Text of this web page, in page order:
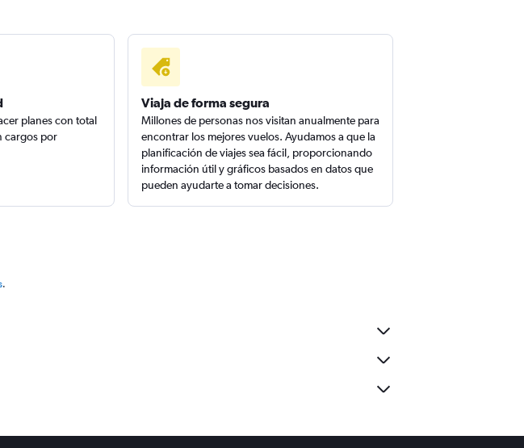
planes con total
cargos por
Viaja de forma segura
Millones de personas nos visitan anualmente para
encontrar los mejores vuelos. Ayudamos a que la
planificación de viajes sea fácil, proporcionando
información útil y gráficos basados en datos que
pueden ayudarte a tomar decisiones.
.